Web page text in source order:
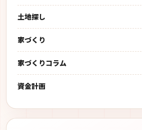
土地探し
家づくり
家づくりコラム
資金計画